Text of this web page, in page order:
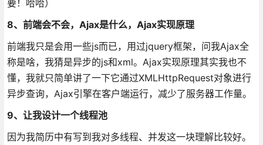
要！哈哈）
8、前端会不会，Ajax是什么，Ajax实现原理
前端我只是会用一些js而已，用过jquery框架，问我Ajax全
称是啥，我猜是异步的js和xml。Ajax实现原理其实我也不
懂，我就只简单讲了一下它通过XMLHttpRequest对象进行
异步查询，Ajax引擎在客户端运行，减少了服务器工作量。
9、让我设计一个线程池
因为我简历中有写到我对多线程、并发这一块理解比较好。